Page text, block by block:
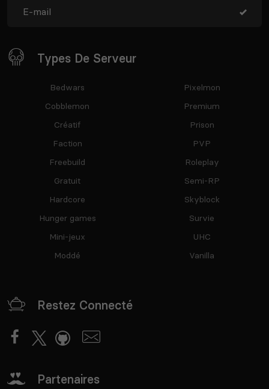
Types De Serveur
Bedwars
Cobblemon
Créatif
Faction
Freebuild
Gratuit
Hardcore
Hunger games
Mini-jeux
Moddé
Pixelmon
Premium
Prison
PVP
Roleplay
Semi-RP
Skyblock
Survie
UHC
Vanilla
Restez Connecté
Partenaires